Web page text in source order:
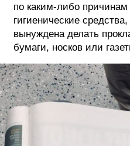
по каким-либо
гигиенические
вынуждена делать
бумаги, носков или